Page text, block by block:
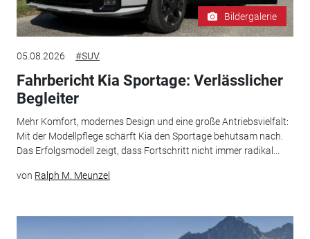
Bildergalerie
05.08.2026 #SUV
Fahrbericht Kia Sportage: Verlässlicher
Begleiter
Mehr Komfort, modernes Design und eine große Antriebsvielfalt:
Mit der Modellpflege schärft Kia den Sportage behutsam nach.
Das Erfolgsmodell zeigt, dass Fortschritt nicht immer radikal...
von Ralph M. Meunzel